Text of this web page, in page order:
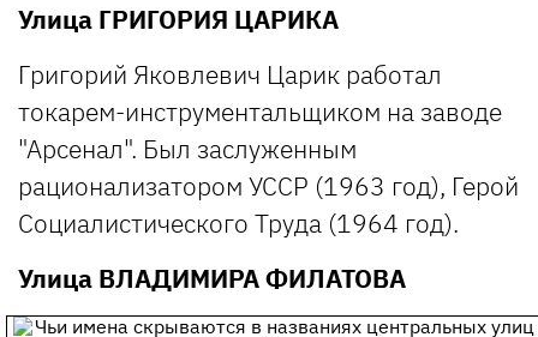
Улица ГРИГОРИЯ ЦАРИКА
Григорий Яковлевич Царик работал
токарем-инструментальщиком на заводе
"Арсенал". Был заслуженным
рационализатором УССР (1963 год), Герой
Социалистического Труда (1964 год).
Улица ВЛАДИМИРА ФИЛАТОВА